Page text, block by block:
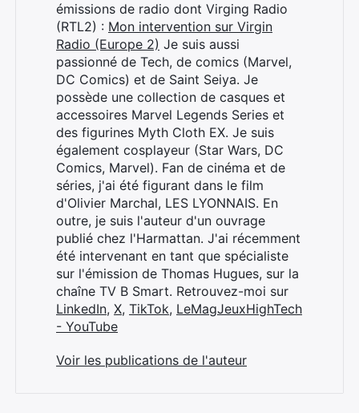
émissions de radio dont Virging Radio
(RTL2) : Mon intervention sur Virgin
Radio (Europe 2) Je suis aussi
passionné de Tech, de comics (Marvel,
DC Comics) et de Saint Seiya. Je
possède une collection de casques et
accessoires Marvel Legends Series et
des figurines Myth Cloth EX. Je suis
également cosplayeur (Star Wars, DC
Comics, Marvel). Fan de cinéma et de
séries, j'ai été figurant dans le film
d'Olivier Marchal, LES LYONNAIS. En
outre, je suis l'auteur d'un ouvrage
publié chez l'Harmattan. J'ai récemment
été intervenant en tant que spécialiste
sur l'émission de Thomas Hugues, sur la
chaîne TV B Smart. Retrouvez-moi sur
LinkedIn, X, TikTok, LeMagJeuxHighTech
- YouTube
Voir les publications de l'auteur